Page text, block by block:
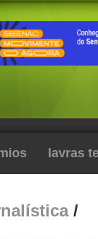
lavras
/